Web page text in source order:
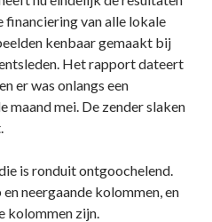
financiering van alle lokale
kenbaar gemaakt bij
Het rapport dateert
er was onlangs een
maand mei. De zender slaken
is ronduit ontgoochelend.
neergaande kolommen, en
kolommen zijn.